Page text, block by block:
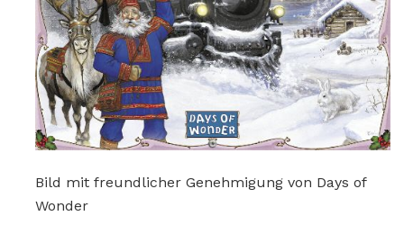
Bild mit freundlicher Genehmigung von Days of
Wonder